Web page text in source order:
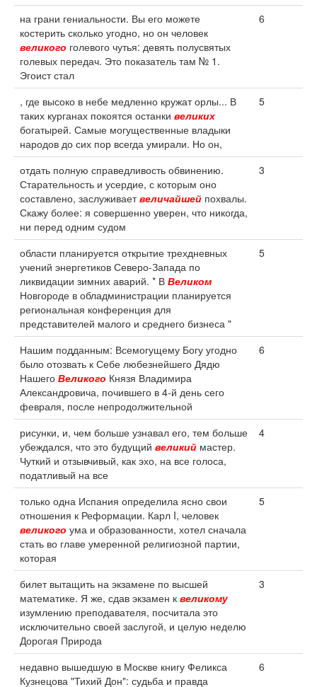
на грани гениальности. Вы его можете
костерить сколько угодно, но он человек
великого голевого чутья: девять полусвятых
голевых передач. Это показатель там № 1.
Эгоист стал
6
, где высоко в небе медленно кружат орлы... В
таких курганах покоятся останки великих
богатырей. Самые могущественные владыки
народов до сих пор всегда умирали. Но он,
5
отдать полную справедливость обвинению.
Старательность и усердие, с которым оно
составлено, заслуживаетвеличайшей похвалы.
Скажу более: я совершенно уверен, что никогда,
ни перед одним судом
3
области планируется открытие трехдневных
учений энергетиков Северо-Запада по
ликвидации зимних аварий. * В Великом
Новгороде в обладминистрации планируется
региональная конференция для
представителей малого и среднего бизнеса "
5
Нашим подданным: Всемогущему Богу угодно
было отозвать к Себе любезнейшего Дядю
Нашего Великого Князя Владимира
Александровича, почившего в 4-й день сего
февраля, после непродолжительной
6
рисунки, и, чем больше узнавал его, тем больше
убеждался, что это будущий великий мастер.
Чуткий и отзывчивый, как эхо, на все голоса,
податливый на все
4
только одна Испания определила ясно свои
отношения к Реформации. Карл I, человек
великого ума и образованности, хотел сначала
стать во главе умеренной религиозной партии,
которая
5
билет вытащить на экзамене по высшей
математике. Я же, сдав экзамен к великому
изумлению преподавателя, посчитала это
исключительно своей заслугой, и целую неделю
Дорогая Природа
3
недавно вышедшую в Москве книгу Феликса
Кузнецова "Тихий Дон": судьба и правда
6